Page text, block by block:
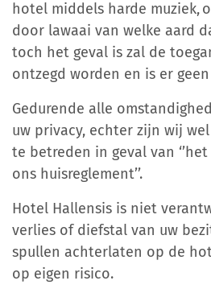
hotel middels harde muziek,
door lawaai van welke aard
toch het geval is zal de
ontzegd worden en is er
Gedurende alle
uw privacy, echter zijn wij
te betreden in geval van
ons huisreglement’’.
Hotel Hallensis is niet
verlies of diefstal van uw
spullen achterlaten op de
op eigen risico.